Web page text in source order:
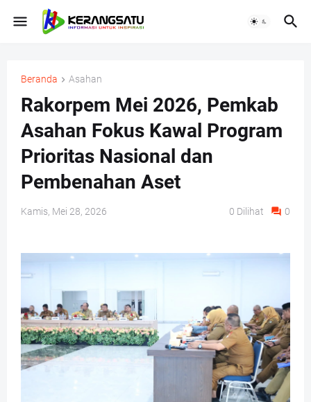
Beranda Asahan
Rakorpem Mei 2026, Pemkab
Asahan Fokus Kawal Program
Prioritas Nasional dan
Pembenahan Aset
Kamis, Mei 28, 2026 0 Dilihat 0